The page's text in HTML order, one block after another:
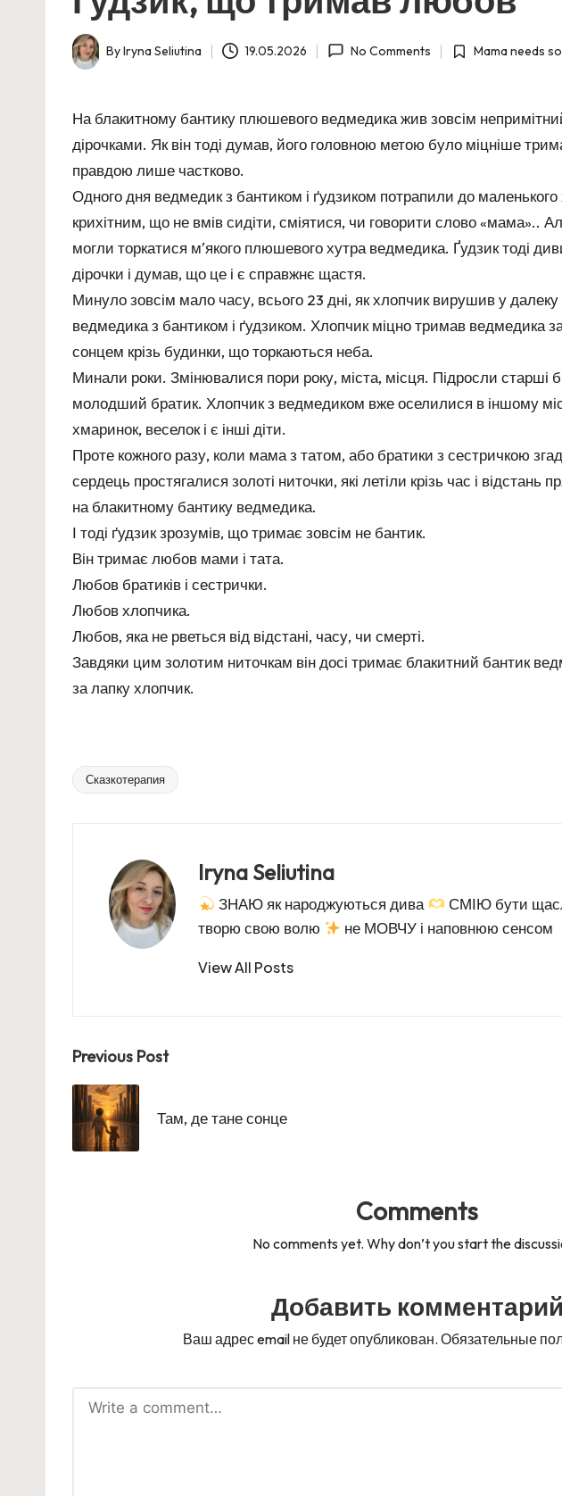
Posted
ByIryna Seliutina 19.05.2026 No Comments
Posted
Mama needs
На блакитному бантику плюшевого ведмедика жив зовсім
дірочками. Як він тоді думав, його головною метою було міцніше
правдою лише частково.
Одного дня ведмедик з бантиком і ґудзиком потрапили до маленького
крихітним, що не вмів сидіти, сміятися, чи говорити слово «мама»..
могли торкатися мʼякого плюшевого хутра ведмедика. Ґудзик тоді
дірочки і думав, що це і є справжнє щастя.
Минуло зовсім мало часу, всього 23 дні, як хлопчик вирушив у
ведмедика з бантиком і ґудзиком. Хлопчик міцно тримав ведмедика
сонцем крізь будинки, що торкаються неба.
Минали роки. Змінювалися пори року, міста, місця. Підросли старші
молодший братик. Хлопчик з ведмедиком вже оселилися в іншому
хмаринок, веселок і є інші діти.
Проте кожного разу, коли мама з татом, або братики з сестричкою
сердець простягалися золоті ниточки, які летіли крізь час і відстань
на блакитному бантику ведмедика.
І тоді ґудзик зрозумів, що тримає зовсім не бантик.
Він тримає любов мами і тата.
Любов братиків і сестрички.
Любов хлопчика.
Любов, яка не рветься від відстані, часу, чи смерті.
Завдяки цим золотим ниточкам він досі тримає блакитний бантик
за лапку хлопчик.
Tags:
Сказкотерапия
Iryna Seliutina
ЗНАЮ як народжуються дива СМІЮ бути
творю свою волю
не МОВЧУ і наповнюю сенсом
View All Posts
Post
navigation
Previous Post
Там, де тане сонце
Comments
No comments yet. Why don’t you start the
Добавить комментарий
Ваш адрес email не будет опубликован. Обязательные